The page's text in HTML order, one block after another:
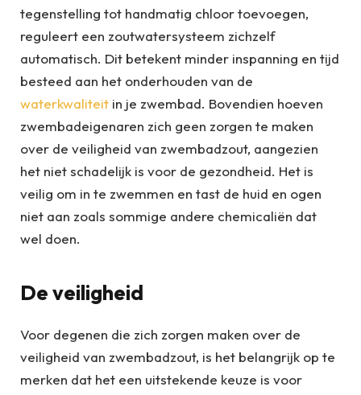
tegenstelling tot handmatig chloor toevoegen,
reguleert een zoutwatersysteem zichzelf
automatisch. Dit betekent minder inspanning en tijd
besteed aan het onderhouden van de
waterkwaliteit in je zwembad. Bovendien hoeven
zwembadeigenaren zich geen zorgen te maken
over de veiligheid van zwembadzout, aangezien
het niet schadelijk is voor de gezondheid. Het is
veilig om in te zwemmen en tast de huid en ogen
niet aan zoals sommige andere chemicaliën dat
wel doen.
De veiligheid
Voor degenen die zich zorgen maken over de
veiligheid van zwembadzout, is het belangrijk op te
merken dat het een uitstekende keuze is voor